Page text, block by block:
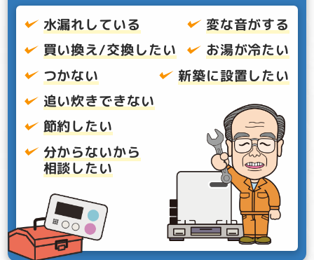
水漏れしている
変な音がする
買い換え/交換したい
お湯が冷たい
つかない
新築に設置したい
追い炊きできない
節約したい
分からないから
相談したい